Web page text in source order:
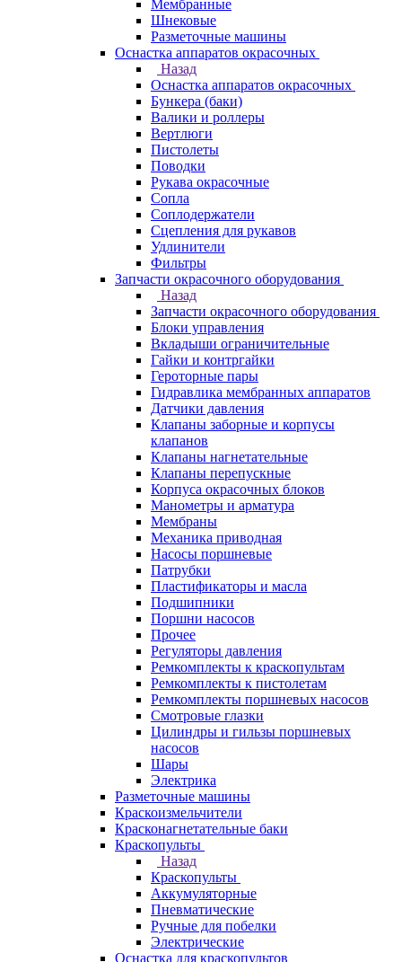
Мембранные
Шнековые
Разметочные машины
Оснастка аппаратов окрасочных
Назад
Оснастка аппаратов окрасочных
Бункера (баки)
Валики и роллеры
Вертлюги
Пистолеты
Поводки
Рукава окрасочные
Сопла
Соплодержатели
Сцепления для рукавов
Удлинители
Фильтры
Запчасти окрасочного оборудования
Назад
Запчасти окрасочного оборудования
Блоки управления
Вкладыши ограничительные
Гайки и контргайки
Героторные пары
Гидравлика мембранных аппаратов
Датчики давления
Клапаны заборные и корпусы
клапанов
Клапаны нагнетательные
Клапаны перепускные
Корпуса окрасочных блоков
Манометры и арматура
Мембраны
Механика приводная
Насосы поршневые
Патрубки
Пластификаторы и масла
Подшипники
Поршни насосов
Прочее
Регуляторы давления
Ремкомплекты к краскопультам
Ремкомплекты к пистолетам
Ремкомплекты поршневых насосов
Смотровые глазки
Цилиндры и гильзы поршневых
насосов
Шары
Электрика
Разметочные машины
Краскоизмельчители
Красконагнетательные баки
Краскопульты
Назад
Краскопульты
Аккумуляторные
Пневматические
Ручные для побелки
Электрические
Оснастка для краскопультов